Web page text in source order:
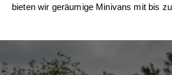
bieten wir geräumige Minivans mit bis